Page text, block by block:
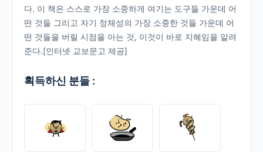
다. 이 책은 스스로 가장 소중하게 여기는 도구들 가운데 어
떤 것들 그리고 자기 정체성의 가장 소중한 것들 가운데 어
떤 것들을 버릴 시점을 아는 것, 이것이 바로 지혜임을 알려
준다.[인터넷 교보문고 제공]
획득하신 분들 :